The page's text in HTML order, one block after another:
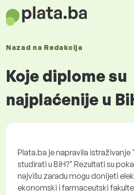
Nazad na Redakcija
Koje diplome su
najplaćenije u
Plata.ba je napravila istraživanje
studirati u BiH?" Rezultati su
najvišu zaradu mogu donijeti
ekonomski i farmaceutski